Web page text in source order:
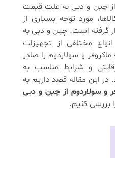
از چین و دبی به علت قیمت
مورد توجه بسیاری از
گرفته است. چین و دبی به
مختلفی از تجهیزات
و سولاردوم را صادر
و شرایط مناسب به
در این مقاله قصد داریم به
و سولاردوم از چین و دبی
بررسی کنیم.